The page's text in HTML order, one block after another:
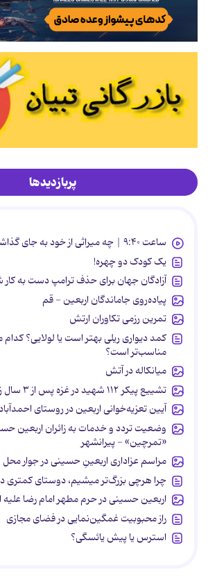
پربازدیدها
ساعت ۹:۴۰ | چه میراثی از خود به جای گذاشت؟
یک کودک دو چهره!
آزادگان جهان برای حذف ترامپ دست به
پیاده‌روی جاماندگان اربعین - قم
تمرین رزمی تکاوران ارتش
کمد دیواری ریلی بهتر است یا لولایی؟
مناسب‌تر است؟
میانکاله در آتش
تشییع پیکر ۱۱۲ شهید در غزه پس از ۳ سال زیر آوار ماندن
آیین تعزیه‌خوانی اربعین در روستای
وضعیت تردد و خدمات به زائران اربعین
«تمرچین» - پیرانشهر
مراسم عزاداری اربعینِ حسینی در جوار
چرا هرچی بزرگ‌تر میشیم، دوستای کمتری
اربعین حسینی در حرم مطهر امام رضا علیه
راز محبوبیت غمگین‌نمایی در فضای مجازی
استرس یا پیش یائسگی؟